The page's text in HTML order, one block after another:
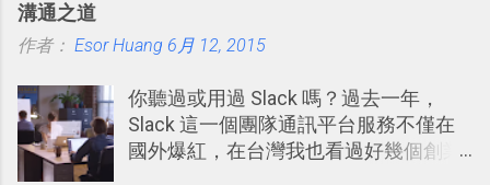
溝通之道
作者： Esor Huang 6月 12, 2015
你聽過或用過 Slack 嗎？過去一年，
Slack 這一個團隊通訊平台服務不僅在
國外爆紅，在台灣我也看過好幾個創業